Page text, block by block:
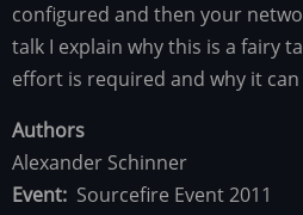
configured and then your
talk I explain why this is a fairy
effort is required and why it
Authors
Alexander Schinner
Event Sourcefire Event 2011